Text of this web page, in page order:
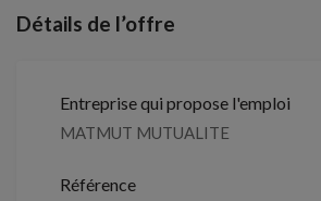
Détails de l’offre
Entreprise qui propose l'emploi
MATMUT MUTUALITE
Référence